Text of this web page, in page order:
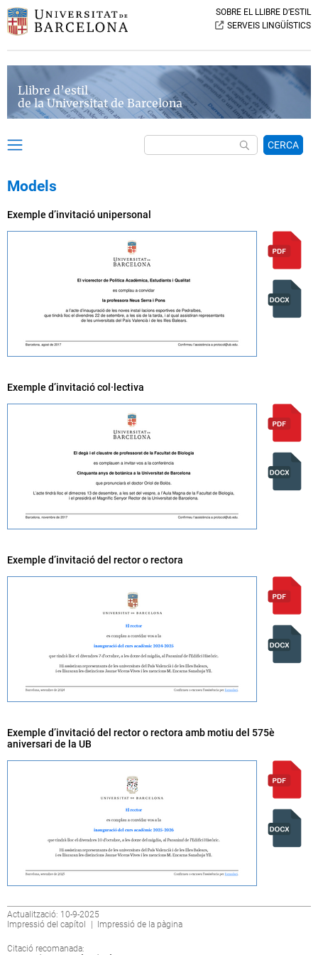
SOBRE EL LLIBRE D’ESTIL
SERVEIS LINGÜÍSTICS
Llibre d’estil
de la Universitat de Barcelona
CERCA
Models
Exemple d’invitació unipersonal
Exemple d’invitació col·lectiva
Exemple d’invitació del rector o rectora
Exemple d’invitació del rector o rectora amb motiu del 575è
aniversari de la UB
Actualització: 10-9-2025
Impressió del capítol
| Impressió de la pàgina
Citació recomanada: